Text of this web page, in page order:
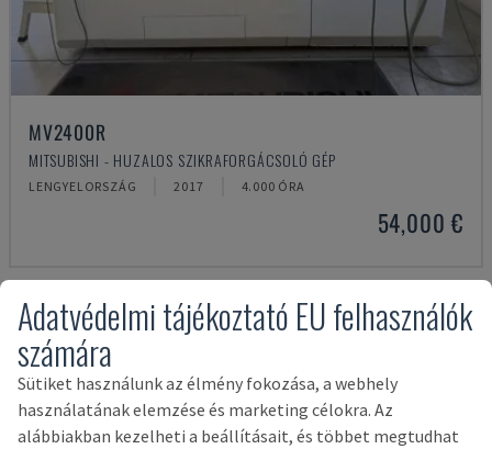
MV2400R
MITSUBISHI - HUZALOS SZIKRAFORGÁCSOLÓ GÉP
LENGYELORSZÁG 2017 4.000 ÓRA
54,000 €
Adatvédelmi tájékoztató EU felhasználók
számára
Sütiket használunk az élmény fokozása, a webhely
használatának elemzése és marketing célokra. Az
alábbiakban kezelheti a beállításait, és többet megtudhat